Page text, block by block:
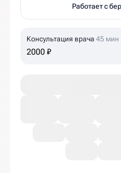
Работает с
Консультация врача 45 мин
2000 ₽